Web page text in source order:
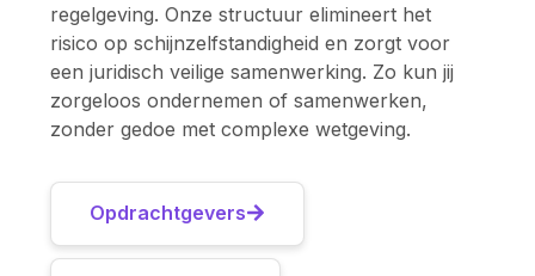
regelgeving. Onze structuur elimineert het
risico op schijnzelfstandigheid en zorgt voor
een juridisch veilige samenwerking. Zo kun jij
zorgeloos ondernemen of samenwerken,
zonder gedoe met complexe wetgeving.
Opdrachtgevers